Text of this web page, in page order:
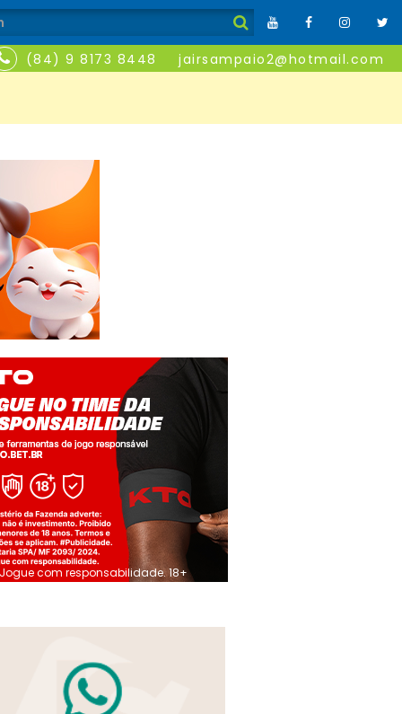
(84) 9 8173 8448 jairsampaio2@hotmail.com
Jogue com responsabilidade. 18+